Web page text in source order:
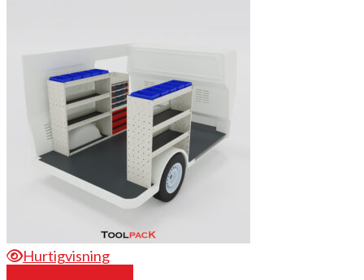
Hurtigvisning